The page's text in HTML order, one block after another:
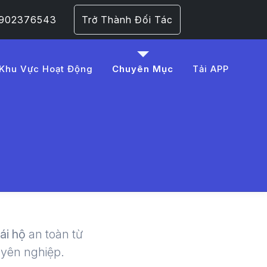
Trở Thành Đối Tác
Khu Vực Hoạt Động Chuyên Mục Tải APP
-
hộ an toàn từ
nghiệp.